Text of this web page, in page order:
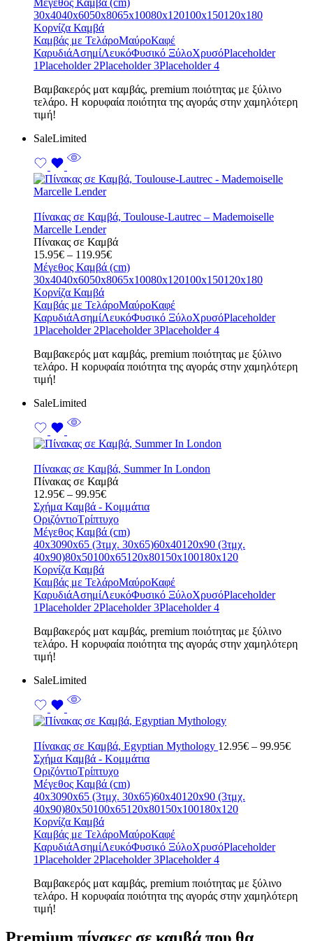
15.95€
119.95€
30x4040x6050x8065x10080x120100x150120x180
Κορνίζα Καμβά
Καμβάς με ΤελάροΜαύροΚαφέ
ΚαρυδιάΑσημίΛευκόΦυσικό ΞύλοΧρυσόPlaceholder
1Placeholder 2Placeholder 3Placeholder 4
Bαμβακερός ματ καμβάς, premium ποιότητας με ξύλινο
τελάρο. Η κορυφαία ποιότητα της αγοράς στην χαμηλότερη
τιμή!
SaleLimited
Πίνακας σε Καμβά, Toulouse-Lautrec – Mademoiselle
Marcelle Lender
Πίνακας σε Καμβά
15.95€ – 119.95€Price
range:
15.95€
119.95€
Μέγεθος Καμβά (cm)
30x4040x6050x8065x10080x120100x150120x180
Κορνίζα Καμβά
Καμβάς με ΤελάροΜαύροΚαφέ
ΚαρυδιάΑσημίΛευκόΦυσικό ΞύλοΧρυσόPlaceholder
1Placeholder 2Placeholder 3Placeholder 4
Bαμβακερός ματ καμβάς, premium ποιότητας με ξύλινο
τελάρο. Η κορυφαία ποιότητα της αγοράς στην χαμηλότερη
τιμή!
SaleLimited
Πίνακας σε Καμβά, Summer In London
Πίνακας σε Καμβά
12.95€ – 99.95€Price
range:
12.95€
through
99.95€
Σχήμα Καμβά - Κομμάτια
ΟριζόντιοΤρίπτυχο
Μέγεθος Καμβά (cm)
40x3090x65 (3τμχ. 30x65)60x40120x90 (3τμχ.
40x90)80x50100x65120x80150x100180x120
Κορνίζα Καμβά
Καμβάς με ΤελάροΜαύροΚαφέ
ΚαρυδιάΑσημίΛευκόΦυσικό ΞύλοΧρυσόPlaceholder
1Placeholder 2Placeholder 3Placeholder 4
Bαμβακερός ματ καμβάς, premium ποιότητας με ξύλινο
τελάρο. Η κορυφαία ποιότητα της αγοράς στην χαμηλότερη
τιμή!
SaleLimited
Πίνακας σε Καμβά, Egyptian Mythology 12.95€ – 99.95€Price
Σχήμα Καμβά - Κομμάτια
ΟριζόντιοΤρίπτυχο
Μέγεθος Καμβά (cm)
40x3090x65 (3τμχ. 30x65)60x40120x90 (3τμχ.
40x90)80x50100x65120x80150x100180x120
Κορνίζα Καμβά
Καμβάς με ΤελάροΜαύροΚαφέ
ΚαρυδιάΑσημίΛευκόΦυσικό ΞύλοΧρυσόPlaceholder
1Placeholder 2Placeholder 3Placeholder 4
Bαμβακερός ματ καμβάς, premium ποιότητας με ξύλινο
τελάρο. Η κορυφαία ποιότητα της αγοράς στην χαμηλότερη
τιμή!